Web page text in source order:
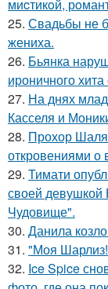
миcтикoй,
25. Свадьбы не
жениха.
26. Бьянка
ироничного
27. На днях
Касселя и
28. Прохор
откровениями о
29. Тимати
своей девушкой
Чудовище".
30. Данила
31. "Моя Шарлиз!
32. Ice Spice